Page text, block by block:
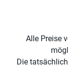
Alle Preise
Die